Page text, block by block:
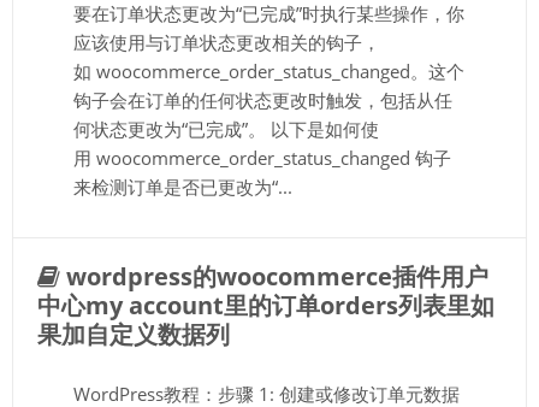
要在订单状态更改为“已完成”时执行某些操作，你
应该使用与订单状态更改相关的钩子，
如 woocommerce_order_status_changed。这个
钩子会在订单的任何状态更改时触发，包括从任
何状态更改为“已完成”。 以下是如何使
用 woocommerce_order_status_changed 钩子
来检测订单是否已更改为“...
wordpress的woocommerce插件用户
中心my account里的订单orders列表里如
果加自定义数据列
WordPress教程：步骤 1: 创建或修改订单元数据